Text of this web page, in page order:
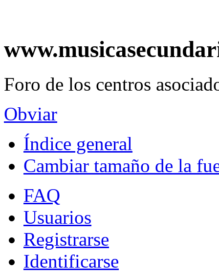
Foro de los centros
Obviar
Índice general
Cambiar tamaño de la
FAQ
Usuarios
Registrarse
Identificarse